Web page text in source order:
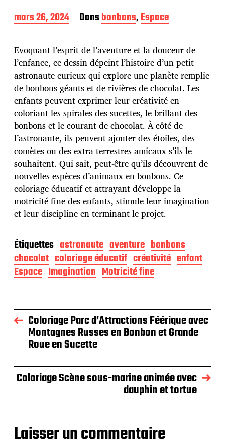
D
a
e
d
e
p
u
b
l
i
c
a
t
i
o
n
mars 26, 2024 Dansbonbons,Espace
Evoquant l’esprit de l’aventure et la douceur de
l’enfance, ce dessin dépeint l’histoire d’un petit
astronaute curieux qui explore une planète remplie
de bonbons géants et de rivières de chocolat. Les
enfants peuvent exprimer leur créativité en
coloriant les spirales des sucettes, le brillant des
bonbons et le courant de chocolat. À côté de
l’astronaute, ils peuvent ajouter des étoiles, des
comètes ou des extra-terrestres amicaux s’ils le
souhaitent. Qui sait, peut-être qu’ils découvrent de
nouvelles espèces d’animaux en bonbons. Ce
coloriage éducatif et attrayant développe la
motricité fine des enfants, stimule leur imagination
et leur discipline en terminant le projet.
Étiquettes astronaute aventure bonbons
chocolat coloriage éducatif créativité enfant
Espace Imagination Motricité fine
Coloriage Parc d’Attractions Féérique avec
Montagnes Russes en Bonbon et Grande
Roue en Sucette
Coloriage Scène sous-marine animée avec
dauphin et tortue
Laisser un commentaire